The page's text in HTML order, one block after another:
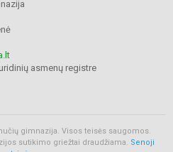
asmenų registre
gimnazija. Visos teisės saugomos.
sutikimo griežtai draudžiama. Senoji